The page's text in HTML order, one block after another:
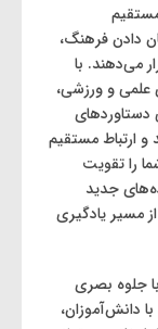
دادن فرهنگ،
می‌دهند. با
علمی و ورزشی،
دستاوردهای
مستقیم
را تقویت
جدید
مسیر یادگیری
جلوه بصری
دانش‌آموزان،